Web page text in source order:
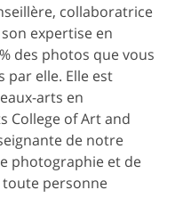
collaboratrice
expertise en
des photos que vous
par elle. Elle est
arts en
College of Art and
de notre
photographie et de
personne